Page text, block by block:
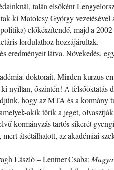
talán elsőként
ki Matolcsy György vezetésével
előkészítendő, majd a
fordulathoz hozzájárultak.
eredményeit látva. Növekedés,
doktorait. Minden kurzus
nyíltan, őszintén! A felsőoktatás
hogy az MTA és a kormány
akik törik a jeget,
kormányzás tartós sikerét
átsétálhatott, az akadémiai
László – Lentner Csaba: